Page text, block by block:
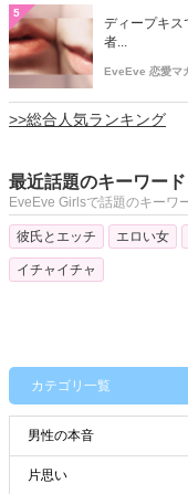
5
ディープキ
者...
EveEve 恋愛マ
>>総合人気ランキング
最近話題のキーワード
EveEve Girlsで話題のキーワ
彼氏とエッチ エロい女
イチャイチャ
カテゴリ一覧
男性の本音
片思い